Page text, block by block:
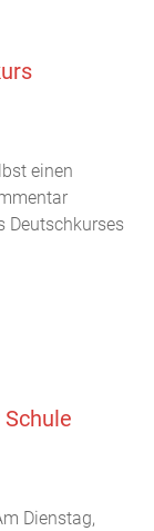
einen
Deutschkurses
Dienstag,